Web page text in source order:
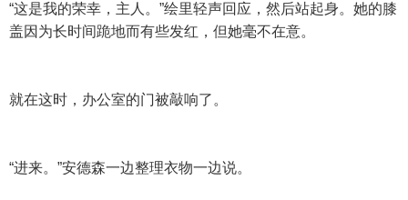
“这是我的荣幸，主人。”绘里轻声回应，然后站起身。她的膝
盖因为长时间跪地而有些发红，但她毫不在意。
就在这时，办公室的门被敲响了。
“进来。”安德森一边整理衣物一边说。